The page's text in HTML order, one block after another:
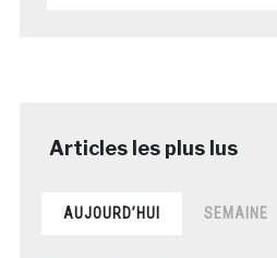
AUJOURD’HUI SEMAINE